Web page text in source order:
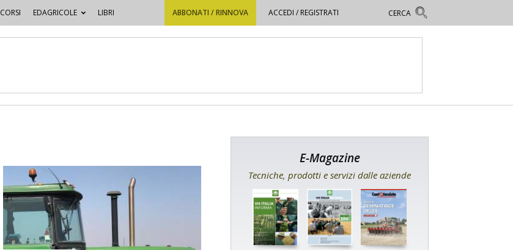
CORSI EDAGRICOLE LIBRI ABBONATI / RINNOVA ACCEDI / REGISTRATI
E-Magazine
Tecniche, prodotti e servizi dalle aziende